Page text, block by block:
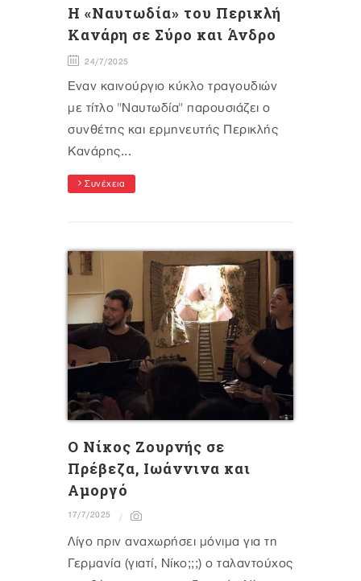
H «Ναυτωδία» του Περικλή
Κανάρη σε Σύρο και Άνδρο
24/7/2025
Έναν καινούργιο κύκλο τραγουδιών
με τίτλο "Ναυτωδία" παρουσιάζει ο
συνθέτης και ερμηνευτής Περικλής
Κανάρης...
Συνέχεια
Ο Νίκος Ζουρνής σε
Πρέβεζα, Ιωάννινα και
Αμοργό
17/7/2025
Λίγο πριν αναχωρήσει μόνιμα για τη
Γερμανία (γιατί, Νίκο;;;) ο ταλαντούχος